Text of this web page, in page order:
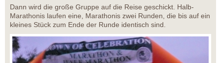
Dann wird die große Gruppe auf die Reise geschickt. Halb-
Marathonis laufen eine, Marathonis zwei Runden, die bis auf ein
kleines Stück zum Ende der Runde identisch sind.